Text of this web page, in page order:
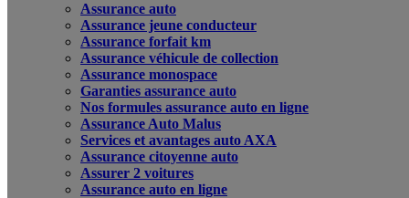
Assurance auto
Assurance jeune conducteur
Assurance forfait km
Assurance véhicule de collection
Assurance monospace
Garanties assurance auto
Nos formules assurance auto en ligne
Assurance Auto Malus
Services et avantages auto AXA
Assurance citoyenne auto
Assurer 2 voitures
Assurance auto en ligne